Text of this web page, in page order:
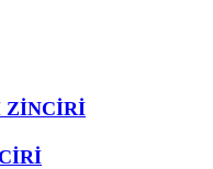
ZİNCİRİ